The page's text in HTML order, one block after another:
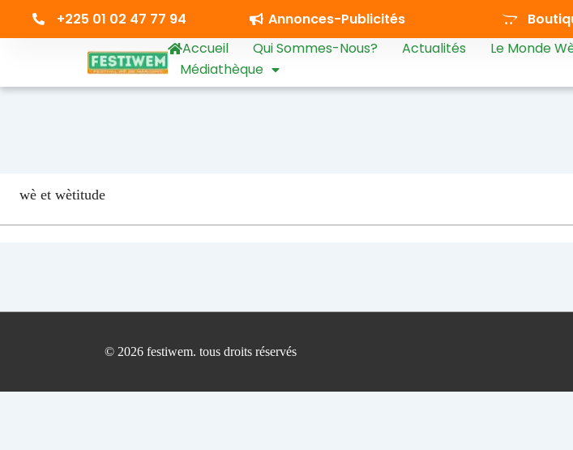
+225 01 02 47 77 94​ Annonces-Publicités
Accueil Qui Sommes-Nous? Actualités Le Monde
Médiathèque
wè et wètitude
© 2026 festiwem. tous droits réservés